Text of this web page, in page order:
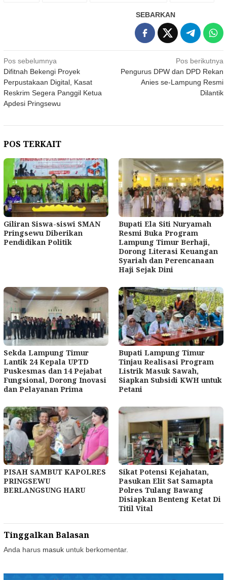
SEBARKAN
Navigasi
pos
Pos sebelumnya
Difitnah Bekengi Proyek
Perpustakaan Digital, Kasat
Reskrim Segera Panggil Ketua
Apdesi Pringsewu
Pos berikutnya
Pengurus DPW dan DPD Rekan
Anies se-Lampung Resmi
Dilantik
POS TERKAIT
Giliran Siswa-siswi SMAN
Pringsewu Diberikan
Pendidikan Politik
Bupati Ela Siti Nuryamah
Resmi Buka Program
Lampung Timur Berhaji,
Dorong Literasi Keuangan
Syariah dan Perencanaan
Haji Sejak Dini
Sekda Lampung Timur
Lantik 24 Kepala UPTD
Puskesmas dan 14 Pejabat
Fungsional, Dorong Inovasi
dan Pelayanan Prima
Bupati Lampung Timur
Tinjau Realisasi Program
Listrik Masuk Sawah,
Siapkan Subsidi KWH untuk
Petani
PISAH SAMBUT KAPOLRES
PRINGSEWU
BERLANGSUNG HARU
Sikat Potensi Kejahatan,
Pasukan Elit Sat Samapta
Polres Tulang Bawang
Disiapkan Benteng Ketat Di
Titil Vital
Tinggalkan Balasan
Anda harus masuk untuk berkomentar.